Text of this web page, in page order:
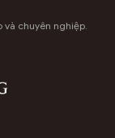
Cửu Long
và chuyên nghiệp.